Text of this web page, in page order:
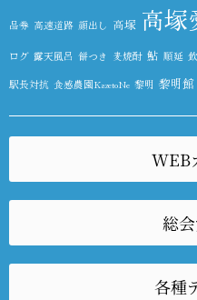
品券 高速道路 顔出し 高塚 高塚
ログ 露天風呂 餅つき 麦焼酎 鮎 順延
駅長対抗 食感農園KazetoNe 黎明 黎明館
WEB
総
各種